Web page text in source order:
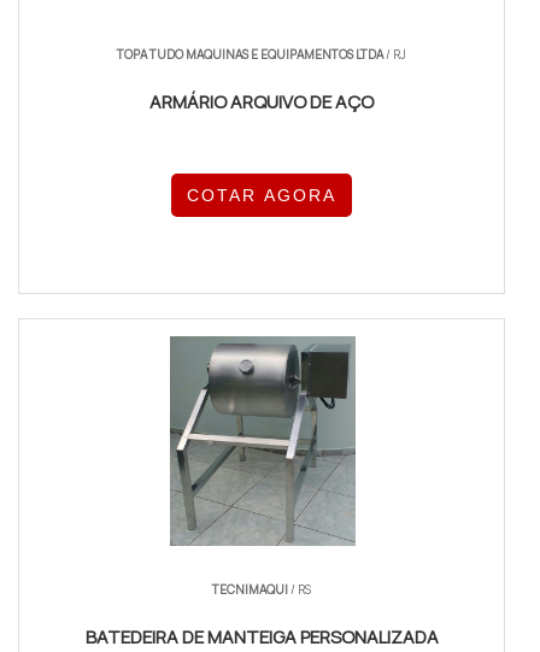
TOPA TUDO MAQUINAS E EQUIPAMENTOS LTDA/ RJ
ARMÁRIO ARQUIVO DE AÇO
COTAR AGORA
TECNIMAQUI/ RS
BATEDEIRA DE MANTEIGA PERSONALIZADA